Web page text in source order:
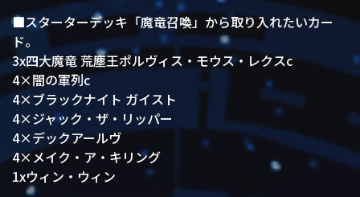
■スターターデッキ「魔竜召喚」から取り入れたいカー
ド。
3x四大魔竜 荒塵王ポルヴィス・モウス・レクスc
4×闇の軍列c
4×ブラックナイト ガイスト
4×ジャック・ザ・リッパー
4×デックアールヴ
4×メイク・ア・キリング
1xウィン・ウィン